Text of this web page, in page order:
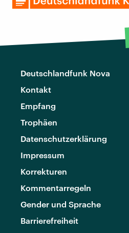
Deutschlandfunk Nova
Kontakt
Empfang
Trophäen
Datenschutzerklärung
Impressum
Korrekturen
Kommentarregeln
Gender und Sprache
Barrierefreiheit